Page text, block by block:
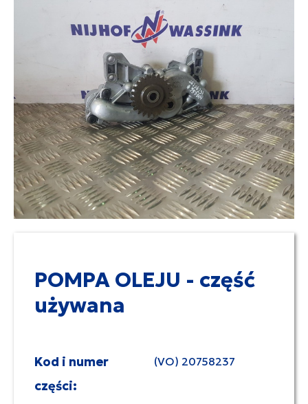
POMPA OLEJU - część
używana
Kod i numer
części:
(VO) 20758237